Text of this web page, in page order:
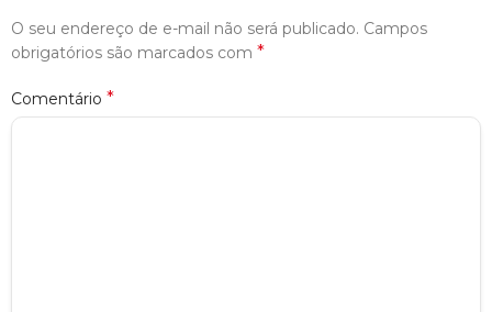
O seu endereço de e-mail não será publicado. Campos
obrigatórios são marcados com *
Comentário *